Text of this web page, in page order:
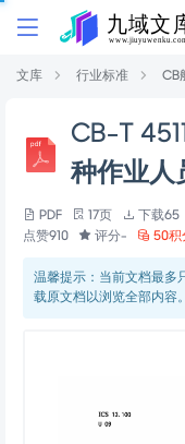
文库 行业标准 CB
CB-T
种作业人
PDF 17页 下载65
点赞910
评分- 50积
温馨提示：当前文档最多
载原文档以浏览全部内容。